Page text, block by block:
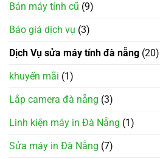
Bán máy tính cũ (9)
Báo giá dịch vụ (3)
Dịch Vụ sửa máy tính đà nẵng (20)
khuyến mãi (1)
Lắp camera đà nẵng (3)
Linh kiện máy in Đà Nẵng (1)
Sửa máy in Đà Nẵng (7)